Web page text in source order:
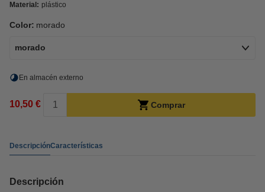
Material: plástico
Color: morado
morado
En almacén externo
10,50 € Comprar
DescripciónCaracterísticas
Descripción